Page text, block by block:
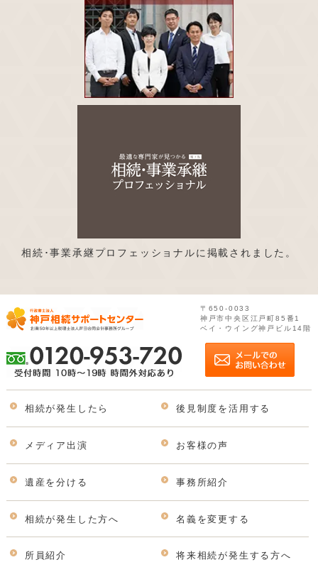
相続･事業承継プロフェッショナルに掲載されました。
〒650-0033
神戸市中央区江戸町85番1
ベイ・ウイング神戸ビル14階
相続が発生したら 後見制度を活用する
メディア出演 お客様の声
遺産を分ける 事務所紹介
相続が発生した方へ 名義を変更する
所員紹介 将来相続が発生する方へ